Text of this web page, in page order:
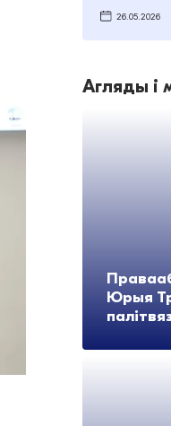
26.05.2026
Агляды і
Юрыя